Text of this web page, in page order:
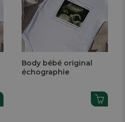
Body bébé original
échographie